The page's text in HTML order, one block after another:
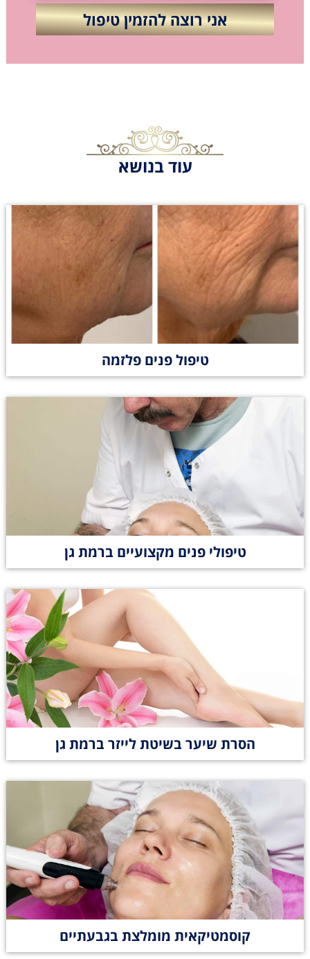
עוד בנושא
טיפול פנים פלזמה
טיפולי פנים מקצועיים ברמת גן
הסרת שיער בשיטת לייזר ברמת גן
קוסמטיקאית מומלצת בגבעתיים